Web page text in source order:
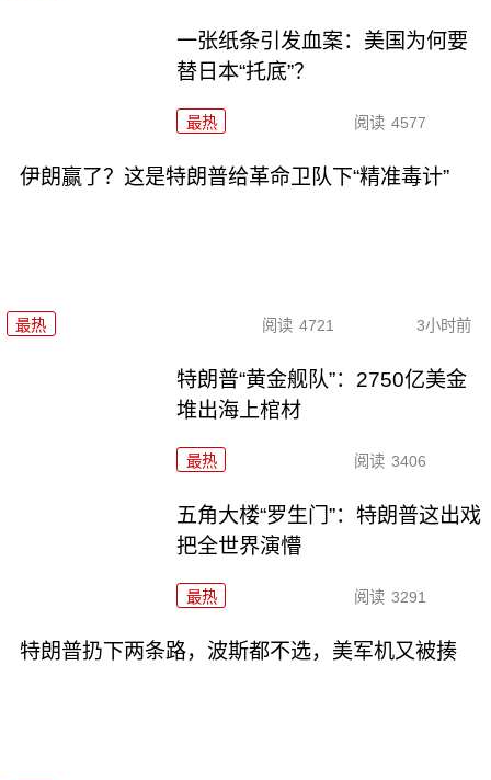
一张纸条引发血案：美国为何要
替日本“托底”？
最热 阅读 4577
伊朗赢了？这是特朗普给革命卫队下“精准毒计”
最热 阅读 4721 3小时前
特朗普“黄金舰队”：2750亿美金
堆出海上棺材
最热 阅读 3406
五角大楼“罗生门”：特朗普这出戏
把全世界演懵
最热 阅读 3291
特朗普扔下两条路，波斯都不选，美军机又被揍